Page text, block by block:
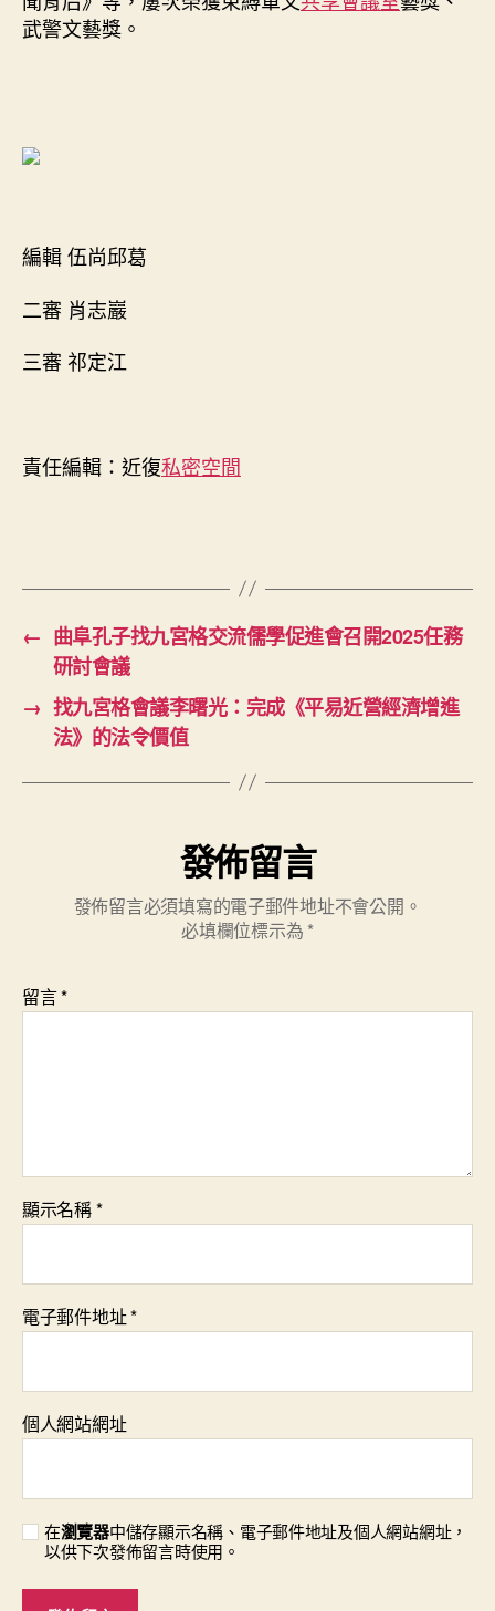
武警文藝獎。
編輯 伍尚邱葛
二審 肖志巖
三審 祁定江
責任編輯：近復私密空間
← 曲阜孔子找九宮格交流儒學促進會召開2025任務
研討會議
→ 找九宮格會議李曙光：完成《平易近營經濟增進
法》的法令價值
發佈留言
發佈留言必須填寫的電子郵件地址不會公開。
必填欄位標示為 *
留言*
顯示名稱*
電子郵件地址*
個人網站網址
在瀏覽器中儲存顯示名稱、電子郵件地址及個人網站網址，
以供下次發佈留言時使用。